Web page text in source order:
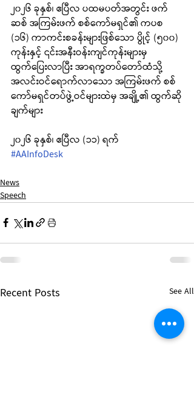
၂၀၂၆ ခုနှစ်၊ ဧပြီလ ပထမပတ်အတွင်း ဖက်
ဆစ် အကြမ်းဖက် စစ်ကော်မရှင်၏ ကပစ
(၁၆) ကာကင်းစခန်းများဖြစ်သော ပွိုင့် (၅၀၀)
ကုန်းနှင့် ၎င်းအနီးဝန်းကျင်ကုန်းများမှ
ထွက်ပြေးလာပြီး အာရက္ခတပ်တော်ထံသို့
အလင်းဝင်ရောက်လာသော အကြမ်းဖက် စစ်
ကော်မရှင်တပ်ဖွဲ့ဝင်များထဲမှ အချို့၏ ထွက်ဆို
ချက်များ
၂၀၂၆ ခုနှစ်၊ ဧပြီလ (၁၁) ရက်
#AAInfoDesk
News
Speech
Recent Posts See All